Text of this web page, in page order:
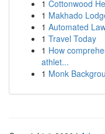
1 Cottonwood
1 Makhado
1 Automated
1 Travel Today
1 How
athlet...
1 Monk